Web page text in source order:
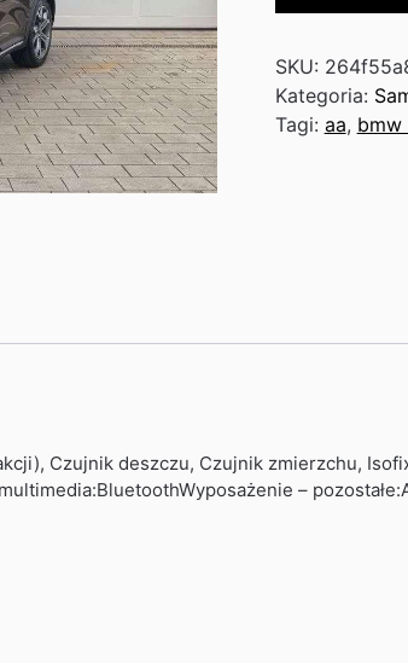
SKU:
Kategoria:
Tagi: aa, bmw
Czujnik deszczu, Czujnik zmierzchu,
–